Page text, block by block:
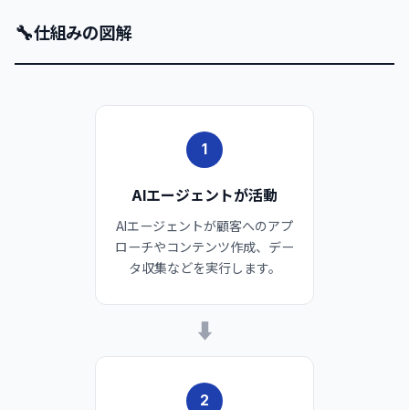
🔧仕組みの図解
1
AIエージェントが活動
AIエージェントが顧客へのアプ
ローチやコンテンツ作成、デー
タ収集などを実行します。
➡
2